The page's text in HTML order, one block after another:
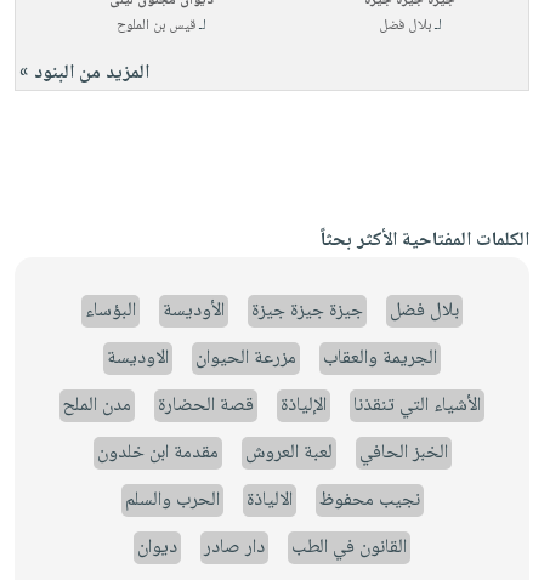
لـبلال فضل
لـقيس بن الملوح
المزيد من البنود »
الكلمات المفتاحية الأكثر بحثاً
بلال فضل جيزة جيزة جيزة الأوديسة
البؤساء
الجريمة والعقاب
مزرعة الحيوان
الاوديسة
الأشياء التي تنقذنا
الإلياذة قصة الحضارة
مدن الملح
الخبز الحافي
لعبة العروش
مقدمة ابن خلدون
نجيب محفوظ
الالياذة
الحرب والسلم
القانون في الطب
دار صادر ديوان